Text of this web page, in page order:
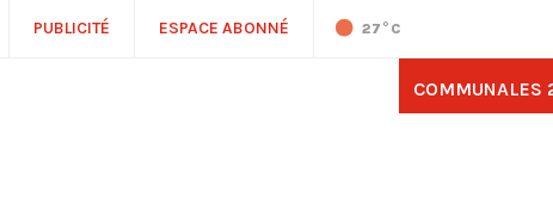
PUBLICITÉ ESPACE ABONNÉ 27 °C
COMMUNALES